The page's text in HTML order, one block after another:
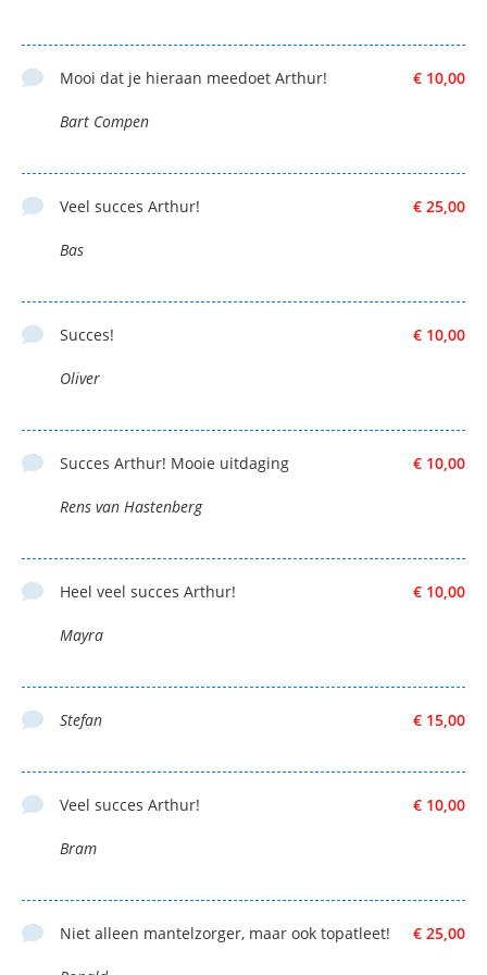
€ 10,00
Mooi dat je hieraan meedoet Arthur!
Bart Compen
€ 25,00
Veel succes Arthur!
Bas
€ 10,00
Succes!
Oliver
€ 10,00
Succes Arthur! Mooie uitdaging
Rens van Hastenberg
€ 10,00
Heel veel succes Arthur!
Mayra
€ 15,00
Stefan
€ 10,00
Veel succes Arthur!
Bram
€ 25,00
Niet alleen mantelzorger, maar ook topatleet!